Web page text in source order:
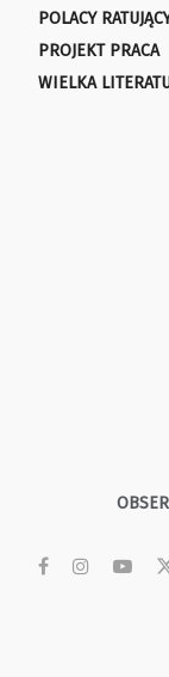
POLACY
PROJEKT PRACA
WIELKA